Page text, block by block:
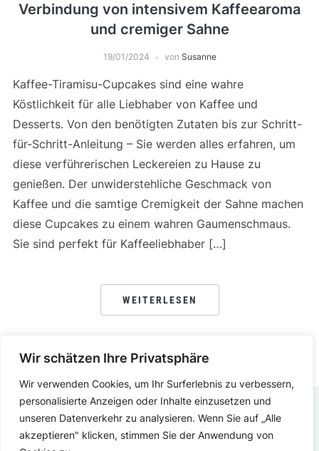
Wir schätzen Ihre Privatsphäre
Wir verwenden Cookies, um Ihr Surferlebnis zu verbessern,
personalisierte Anzeigen oder Inhalte einzusetzen und
unseren Datenverkehr zu analysieren. Wenn Sie auf „Alle
akzeptieren" klicken, stimmen Sie der Anwendung von
Verbindung von intensivem Kaffeearoma
und cremiger Sahne
19/01/2024 von Susanne
Kaffee-Tiramisu-Cupcakes sind eine wahre
Köstlichkeit für alle Liebhaber von Kaffee und
Desserts. Von den benötigten Zutaten bis zur Schritt-
für-Schritt-Anleitung – Sie werden alles erfahren, um
diese verführerischen Leckereien zu Hause zu
genießen. Der unwiderstehliche Geschmack von
Kaffee und die samtige Cremigkeit der Sahne machen
diese Cupcakes zu einem wahren Gaumenschmaus.
Sie sind perfekt für Kaffeeliebhaber […]
WEITERLESEN
DATENSCHUTZERKLÄRUNG IMPRESSUM